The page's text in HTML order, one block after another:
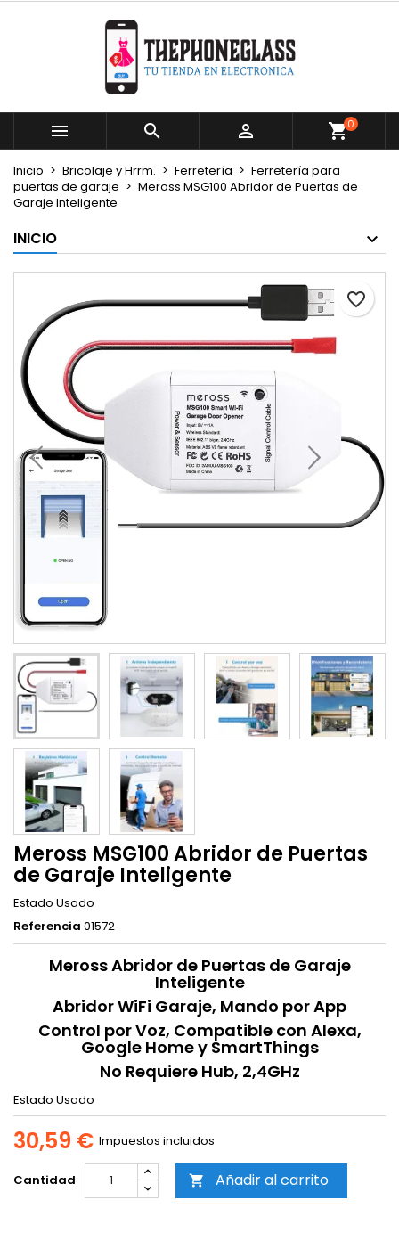
   0
Inicio Bricolaje y Hrrm. Ferretería
Ferretería para
puertas de garaje
Meross MSG100 Abridor de Puertas de
Garaje Inteligente
INICIO
Meross MSG100 Abridor de Puertas
de Garaje Inteligente
Estado Usado
Referencia 01572
Meross Abridor de Puertas de Garaje
Inteligente
Abridor WiFi Garaje, Mando por App
Control por Voz, Compatible con Alexa,
Google Home y SmartThings
No Requiere Hub, 2,4GHz
Estado Usado
30,59 € Impuestos incluidos
Cantidad  Añadir al carrito
favorite_border
Mi lista de deseos
Crear nueva lista
Crear lista de deseos
Nombre de la lista de deseos
Cancelar Crear lista de deseos
Iniciar sesión
Debe iniciar sesión para guardar productos en su
lista de deseos.
Cancelar Iniciar sesión